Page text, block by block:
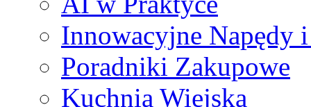
Innowacyjne Napędy
Poradniki Zakupowe
Kuchnia Wiejska